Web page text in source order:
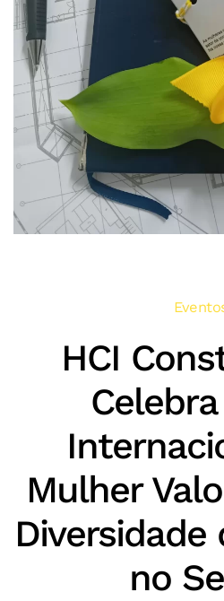
HCI
Mulher
Diversidade
no